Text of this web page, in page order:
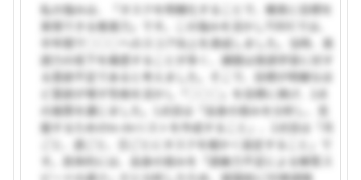
私の強みは、「タスクを明確化することで、確実に目標を
実現できる推進力」です。この強みを活かしTOEICでは、
半年間で○○○へのスコア向上を達成しました。当時、英
語力の低下を痛感することが多く、課題は英語学習に対す
る意欲不足であると考えました。そこで、目標が明確なほ
ど意欲が増す性格を活かし「○○○」を目標に掲げ、2点
の施策を講じました。1点目は「自身の弱みを分析し、克
服するためのto doリストを作成すること」、2点目は「月
ごと、週ごと、日ごとにタスクを細かく設定すること」で
す。具体的には、自身の弱みを「語彙力不足による解答ス